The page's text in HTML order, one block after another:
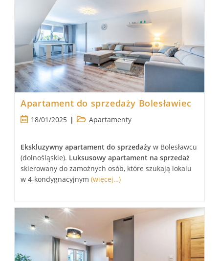
Apartament do sprzedaży Bolesławiec
Post18/01/2025
PostApartamenty
Ekskluzywny apartament do sprzedaży w Bolesławcu
(dolnośląskie). Luksusowy apartament na sprzedaż
skierowany do zamożnych osób, które szukają lokalu
w 4-kondygnacyjnym(więcej…)